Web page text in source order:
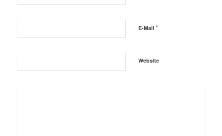
E-Mail *
Website